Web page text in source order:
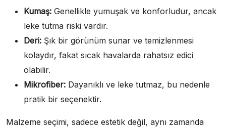
Kumaş: Genellikle yumuşak ve konforludur, ancak
leke tutma riski vardır.
Deri: Şık bir görünüm sunar ve temizlenmesi
kolaydır, fakat sıcak havalarda rahatsız edici
olabilir.
Mikrofiber: Dayanıklı ve leke tutmaz, bu nedenle
pratik bir seçenektir.
Malzeme seçimi, sadece estetik değil, aynı zamanda